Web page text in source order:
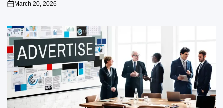
on
March 20, 2026